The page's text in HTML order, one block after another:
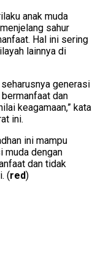
anak muda
sahur
Hal ini sering
lainnya di
generasi
dan
keagamaan,” kata
ini.
ini mampu
muda dengan
dan tidak
(red)